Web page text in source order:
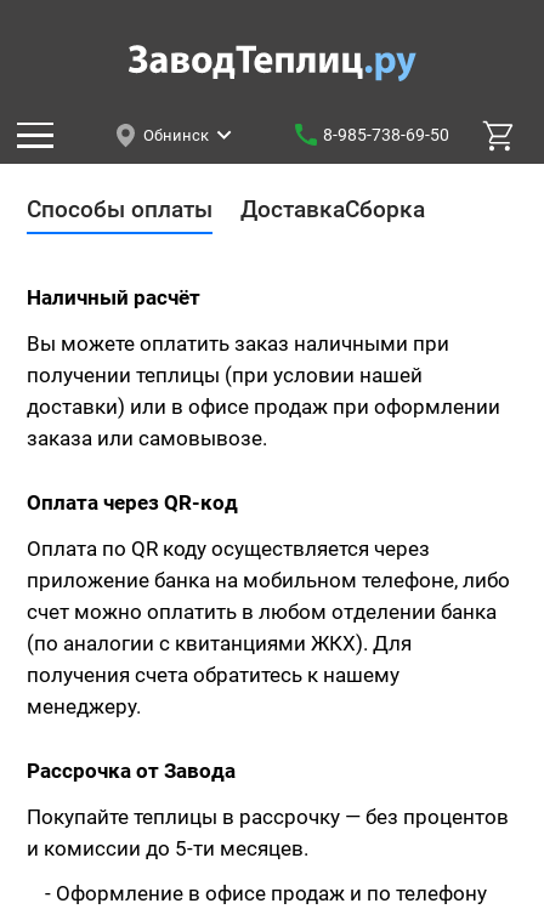
Обнинск 8-985-738-69-50
Способы оплаты ДоставкаСборка
Наличный расчёт
Вы можете оплатить заказ наличными при
получении теплицы (при условии нашей
доставки) или в офисе продаж при оформлении
заказа или самовывозе.
Оплата через QR-код
Оплата по QR коду осуществляется через
приложение банка на мобильном телефоне, либо
счет можно оплатить в любом отделении банка
(по аналогии с квитанциями ЖКХ). Для
получения счета обратитесь к нашему
менеджеру.
Рассрочка от Завода
Покупайте теплицы в рассрочку — без процентов
и комиссии до 5-ти месяцев.
- Оформление в офисе продаж и по телефону